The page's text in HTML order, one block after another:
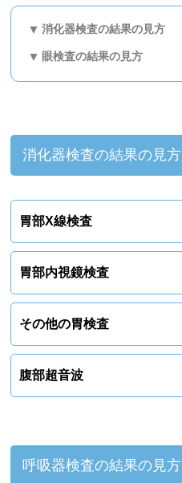
消化器検査の結果の見方
眼検査の結果の見方
消化器検査の結果の見方
胃部X線検査
胃部内視鏡検査
その他の胃検査
腹部超音波
呼吸器検査の結果の見方